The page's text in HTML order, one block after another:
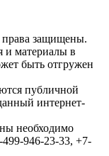
защищены.
и материалы в
быть отгружен
публичной
интернет-
необходимо
946-23-33, +7-